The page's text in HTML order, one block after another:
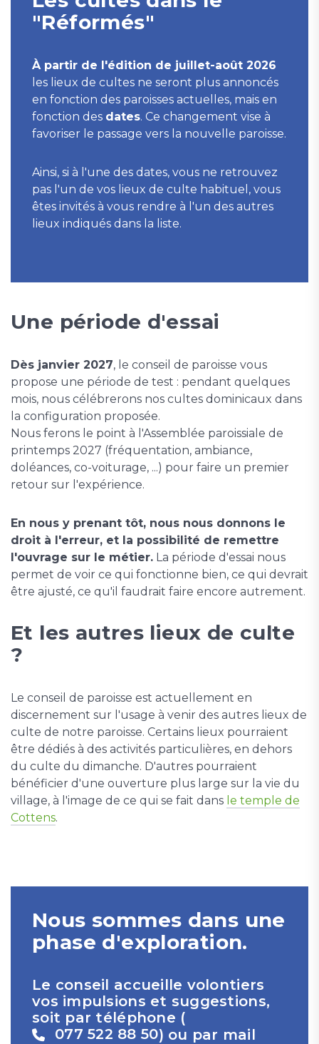
"Réformés"
À partir de l'édition de juillet-août 2026
les lieux de cultes ne seront plus annoncés
en fonction des paroisses actuelles, mais en
fonction des dates. Ce changement vise à
favoriser le passage vers la nouvelle paroisse.
Ainsi, si à l'une des dates, vous ne retrouvez
pas l'un de vos lieux de culte habituel, vous
êtes invités à vous rendre à l'un des autres
lieux indiqués dans la liste.
Une période d'essai
Dès janvier 2027, le conseil de paroisse vous
propose une période de test : pendant quelques
mois, nous célébrerons nos cultes dominicaux dans
la configuration proposée.
Nous ferons le point à l'Assemblée paroissiale de
printemps 2027 (fréquentation, ambiance,
doléances, co-voiturage, ...) pour faire un premier
retour sur l'expérience.
En nous y prenant tôt, nous nous donnons le
droit à l'erreur, et la possibilité de remettre
l'ouvrage sur le métier. La période d'essai nous
permet de voir ce qui fonctionne bien, ce qui devrait
être ajusté, ce qu'il faudrait faire encore autrement.
Et les autres lieux de culte
?
Le conseil de paroisse est actuellement en
discernement sur l'usage à venir des autres lieux de
culte de notre paroisse. Certains lieux pourraient
être dédiés à des activités particulières, en dehors
du culte du dimanche. D'autres pourraient
bénéficier d'une ouverture plus large sur la vie du
village, à l'image de ce qui se fait dans le temple de
Cottens.
Nous sommes dans une
phase d'exploration.
Le conseil accueille volontiers
vos impulsions et suggestions,
soit par téléphone (
077 522 88 50) ou par mail